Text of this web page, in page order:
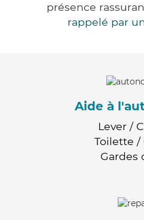
présence
rappelé par
Aide à
Lever /
Toilette /
Gardes